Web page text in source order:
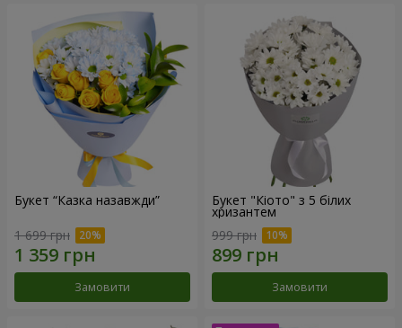
Букет “Казка назавжди”
1 699 грн
Замовити
Букет "Кіото" з 5 білих
хризантем
999 грн
Замовити